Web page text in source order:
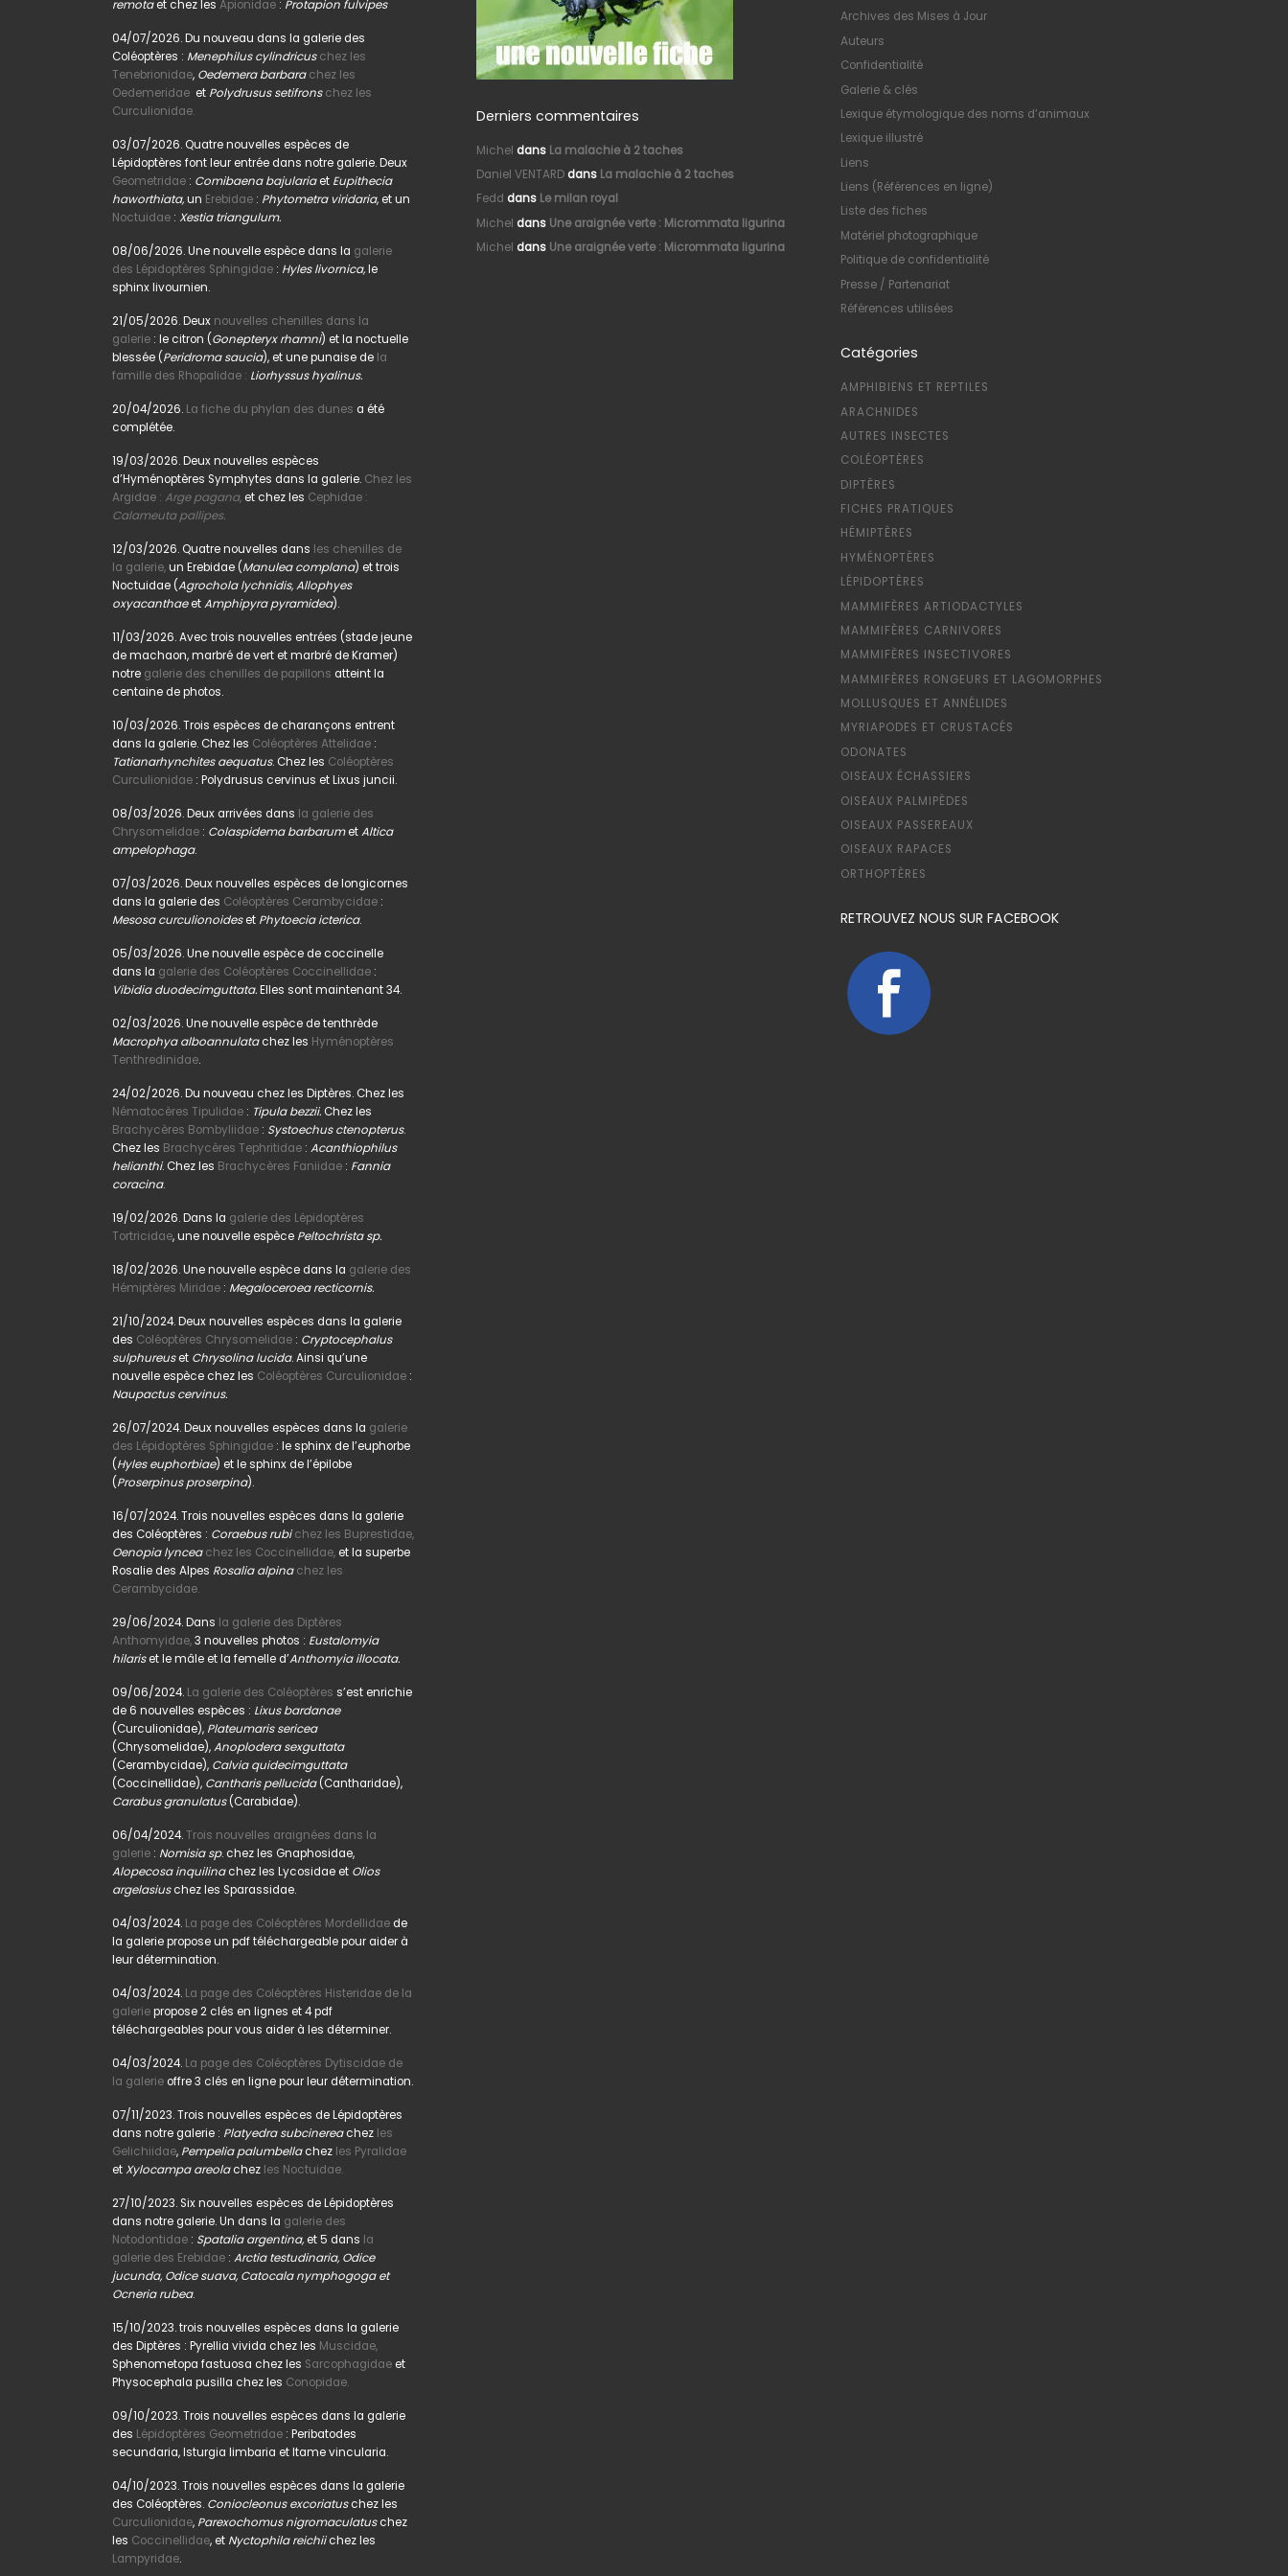
remotaet chez les Apionidae : Protapion fulvipes
04/07/2026. Du nouveau dans la galerie des
Coléoptères : Menephilus cylindricus chez les
Tenebrionidae, Oedemera barbara chez les
Oedemeridae et Polydrusus setifrons chez les
Curculionidae.
03/07/2026. Quatre nouvelles espèces de
Lépidoptères font leur entrée dans notre galerie. Deux
Geometridae : Comibaena bajulariaet Eupithecia
haworthiata,un Erebidae : Phytometra viridaria, et un
Noctuidae : Xestia triangulum.
08/06/2026. Une nouvelle espèce dans la galerie
des Lépidoptères Sphingidae : Hyles livornica,le
sphinx livournien.
21/05/2026. Deux nouvelles chenilles dans la
galerie : le citron (Gonepteryx rhamni) et la noctuelle
blessée (Peridroma saucia), et une punaise de la
famille des Rhopalidae : Liorhyssus hyalinus.
20/04/2026. La fiche du phylan des dunes a été
complétée.
19/03/2026. Deux nouvelles espèces
d’Hyménoptères Symphytes dans la galerie. Chez les
Argidae : Arge pagana,et chez les Cephidae :
Calameuta pallipes.
12/03/2026. Quatre nouvelles dans les chenilles de
la galerie,un Erebidae (Manulea complana) et trois
Noctuidae (Agrochola lychnidis, Allophyes
oxyacanthaeetAmphipyra pyramidea).
11/03/2026. Avec trois nouvelles entrées (stade jeune
de machaon, marbré de vert et marbré de Kramer)
notre galerie des chenilles de papillons atteint la
centaine de photos.
10/03/2026. Trois espèces de charançons entrent
dans la galerie. Chez les Coléoptères Attelidae :
Tatianarhynchites aequatus. Chez les Coléoptères
Curculionidae : Polydrusus cervinus et Lixus juncii.
08/03/2026. Deux arrivées dans la galerie des
Chrysomelidae : Colaspidema barbarumetAltica
ampelophaga.
07/03/2026. Deux nouvelles espèces de longicornes
dans la galerie des Coléoptères Cerambycidae :
Mesosa curculionoideset Phytoecia icterica.
05/03/2026. Une nouvelle espèce de coccinelle
dans la galerie des Coléoptères Coccinellidae :
Vibidia duodecimguttata.Elles sont maintenant 34.
02/03/2026. Une nouvelle espèce de tenthrède
Macrophya alboannulatachez les Hyménoptères
Tenthredinidae.
24/02/2026. Du nouveau chez les Diptères. Chez les
Nématocères Tipulidae : Tipula bezzii. Chez les
Brachycères Bombyliidae : Systoechus ctenopterus.
Chez les Brachycères Tephritidae : Acanthiophilus
helianthi. Chez les Brachycères Faniidae : Fannia
coracina.
19/02/2026. Dans la galerie des Lépidoptères
Tortricidae, une nouvelle espèce Peltochrista sp.
18/02/2026. Une nouvelle espèce dans la galerie des
Hémiptères Miridae : Megaloceroea recticornis.
21/10/2024. Deux nouvelles espèces dans la galerie
des Coléoptères Chrysomelidae : Cryptocephalus
sulphureuset Chrysolina lucida. Ainsi qu’une
nouvelle espèce chez les Coléoptères Curculionidae :
Naupactus cervinus.
26/07/2024. Deux nouvelles espèces dans la galerie
des Lépidoptères Sphingidae : le sphinx de l’euphorbe
(Hyles euphorbiae) et le sphinx de l’épilobe
(Proserpinus proserpina).
16/07/2024. Trois nouvelles espèces dans la galerie
des Coléoptères : Coraebus rubi chez les Buprestidae,
Oenopia lyncea chez les Coccinellidae,et la superbe
Rosalie des Alpes Rosalia alpina chez les
Cerambycidae.
29/06/2024. Dans la galerie des Diptères
Anthomyidae,3 nouvelles photos : Eustalomyia
hilariset le mâle et la femelle d’Anthomyia illocata.
09/06/2024. La galerie des Coléoptères s’est enrichie
de 6 nouvelles espèces : Lixus bardanae
(Curculionidae), Plateumaris sericea
(Chrysomelidae),Anoplodera sexguttata
(Cerambycidae), Calvia quidecimguttata
(Coccinellidae), Cantharis pellucida(Cantharidae),
Carabus granulatus(Carabidae).
06/04/2024.Trois nouvelles araignées dans la
galerie : Nomisia sp. chez les Gnaphosidae,
Alopecosa inquilinachez les Lycosidae et Olios
argelasiuschez les Sparassidae.
04/03/2024. La page des Coléoptères Mordellidaede
la galerie propose un pdf téléchargeable pour aider à
leur détermination.
04/03/2024. La page des Coléoptères Histeridae de la
galeriepropose 2 clés en lignes et 4 pdf
téléchargeables pour vous aider à les déterminer.
04/03/2024. La page des Coléoptères Dytiscidae de
la galerie offre 3 clés en ligne pour leur détermination.
07/11/2023. Trois nouvelles espèces de Lépidoptères
dans notre galerie : Platyedra subcinereachez les
Gelichiidae, Pempelia palumbellachez les Pyralidae
etXylocampa areolachez les Noctuidae.
27/10/2023. Six nouvelles espèces de Lépidoptères
dans notre galerie. Un dans la galerie des
Notodontidae : Spatalia argentina,et 5 dans la
galerie des Erebidae : Arctia testudinaria, Odice
jucunda, Odice suava, Catocala nymphogoga et
Ocneria rubea.
15/10/2023. trois nouvelles espèces dans la galerie
des Diptères : Pyrellia vivida chez les Muscidae,
Sphenometopa fastuosa chez les Sarcophagidaeet
Physocephala pusilla chez les Conopidae.
09/10/2023. Trois nouvelles espèces dans la galerie
des Lépidoptères Geometridae : Peribatodes
secundaria, Isturgia limbaria et Itame vincularia.
04/10/2023. Trois nouvelles espèces dans la galerie
des Coléoptères. Coniocleonus excoriatuschez les
Curculionidae, Parexochomus nigromaculatuschez
les Coccinellidae, et Nyctophila reichiichez les
Lampyridae.
Derniers commentaires
Michel dans La malachie à 2 taches
Daniel VENTARD dans La malachie à 2 taches
Fedd dans Le milan royal
Michel dans Une araignée verte : Micrommata ligurina
Michel dans Une araignée verte : Micrommata ligurina
Archives des Mises à Jour
Auteurs
Confidentialité
Galerie & clés
Lexique étymologique des noms d’animaux
Lexique illustré
Liens
Liens (Références en ligne)
Liste des fiches
Matériel photographique
Politique de confidentialité
Presse / Partenariat
Références utilisées
Catégories
AMPHIBIENS ET REPTILES
ARACHNIDES
AUTRES INSECTES
COLÉOPTÈRES
DIPTÈRES
FICHES PRATIQUES
HÉMIPTÈRES
HYMÉNOPTÈRES
LÉPIDOPTÈRES
MAMMIFÈRES ARTIODACTYLES
MAMMIFÈRES CARNIVORES
MAMMIFÈRES INSECTIVORES
MAMMIFÈRES RONGEURS ET LAGOMORPHES
MOLLUSQUES ET ANNÉLIDES
MYRIAPODES ET CRUSTACÉS
ODONATES
OISEAUX ÉCHASSIERS
OISEAUX PALMIPÈDES
OISEAUX PASSEREAUX
OISEAUX RAPACES
ORTHOPTÈRES
RETROUVEZ NOUS SUR FACEBOOK